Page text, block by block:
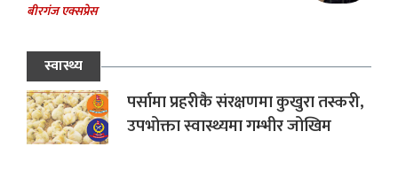
बीरगंज एक्सप्रेस
स्वास्थ्य
पर्सामा प्रहरीकै संरक्षणमा कुखुरा तस्करी,
उपभोक्ता स्वास्थ्यमा गम्भीर जोखिम